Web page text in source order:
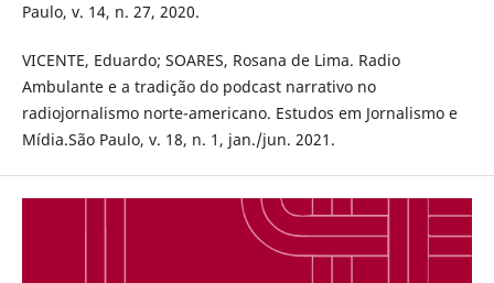
Paulo, v. 14, n. 27, 2020.
VICENTE, Eduardo; SOARES, Rosana de Lima. Radio
Ambulante e a tradição do podcast narrativo no
radiojornalismo norte-americano. Estudos em Jornalismo e
Mídia.São Paulo, v. 18, n. 1, jan./jun. 2021.